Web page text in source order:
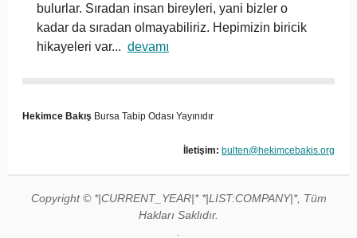
bulurlar. Sıradan insan bireyleri, yani bizler o
kadar da sıradan olmayabiliriz. Hepimizin biricik
hikayeleri var... devamı
Hekimce Bakış Bursa Tabip Odası Yayınıdır
İletişim: bulten@hekimcebakis.org
Copyright © *|CURRENT_YEAR|* *|LIST:COMPANY|*, Tüm
Hakları Saklıdır.